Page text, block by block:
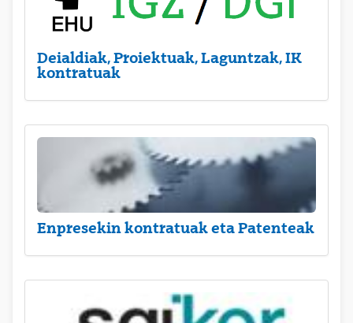
Deialdiak, Proiektuak, Laguntzak, IK
kontratuak
Enpresekin kontratuak eta Patenteak